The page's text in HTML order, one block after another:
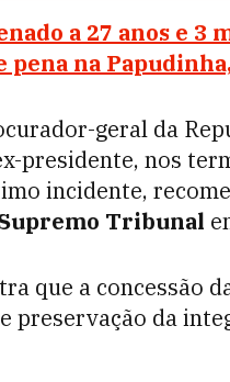
a 27 anos e
pena na
geral da
presidente, nos
incidente,
Tribunal
que a concessão
preservação da